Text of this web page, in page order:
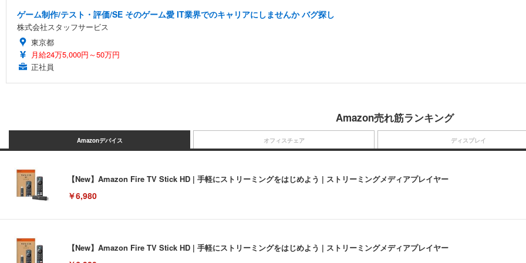
ゲーム制作/テスト・評価/SE そのゲーム愛 IT業界でのキャリアにしませんか バグ探し
株式会社スタッフサービス
東京都
月給24万5,000円～50万円
正社員
Amazon売れ筋ランキング
Amazonデバイス
【New】Amazon Fire TV Stick HD | 手軽にストリーミングをはじめよう | ストリーミングメディアプレイヤー
￥6,980
【New】Amazon Fire TV Stick HD | 手軽にストリーミングをはじめよう | ストリーミングメディアプレイヤー
オフィスチェア ディスプレイ